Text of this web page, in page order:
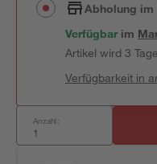
Abholung im
Verfügbar im
Artikel wird 3
Verfügbarkeit in
Anzahl: